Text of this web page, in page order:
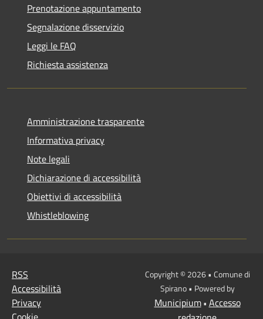
Prenotazione appuntamento
Segnalazione disservizio
Leggi le FAQ
Richiesta assistenza
Amministrazione trasparente
Informativa privacy
Note legali
Dichiarazione di accessibilità
Obiettivi di accessibilità
Whistleblowing
RSS
Accessibilità
Privacy
Copyright © 2026 • Comune di
Spirano • Powered by
Municipium• Accesso